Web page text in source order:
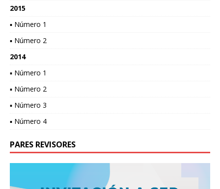
2015
▪ Número 1
▪ Número 2
2014
▪ Número 1
▪ Número 2
▪ Número 3
▪ Número 4
PARES REVISORES